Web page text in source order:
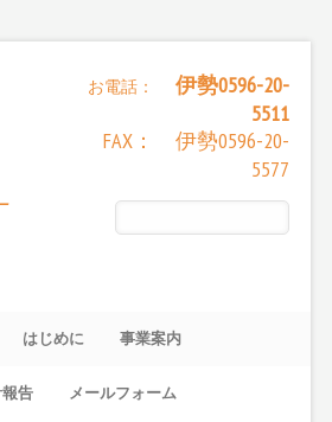
お電話：
伊勢0596-20-
5511
FAX： 伊勢0596-20-
5577
はじめに 事業案内
告 メールフォーム